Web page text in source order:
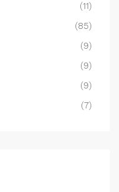
(11)
(85)
(9)
(9)
(9)
(7)